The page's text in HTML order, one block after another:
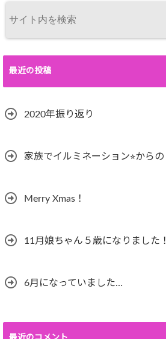
最近の投稿
2020年振り返り
家族でイルミネーション⭐︎からの
Merry Xmas！
11月娘ちゃん５歳になりました！
6月になっていました…